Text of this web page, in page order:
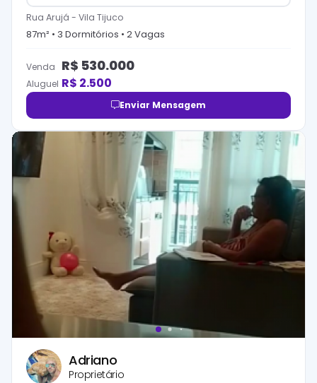
Rua Arujá - Vila Tijuco
87m² • 3 Dormitórios • 2Vagas
Venda R$ 530.000
Aluguel R$ 2.500
Enviar Mensagem
Adriano
Proprietário